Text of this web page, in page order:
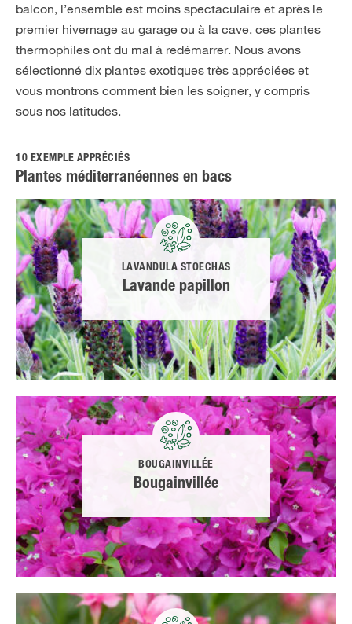
balcon, l’ensemble est moins spectaculaire et après le
premier hivernage au garage ou à la cave, ces plantes
thermophiles ont du mal à redémarrer. Nous avons
sélectionné dix plantes exotiques très appréciées et
vous montrons comment bien les soigner, y compris
sous nos latitudes.
10 EXEMPLE APPRÉCIÉS
Plantes méditerranéennes en bacs
LAVANDULA STOECHAS
Lavande papillon
BOUGAINVILLÉE
Bougainvillée